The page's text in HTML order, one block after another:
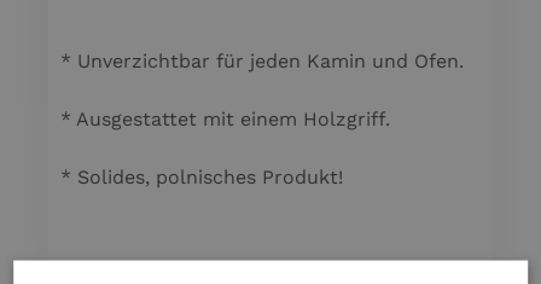
* Unverzichtbar für jeden Kamin und Ofen.
* Ausgestattet mit einem Holzgriff.
* Solides, polnisches Produkt!